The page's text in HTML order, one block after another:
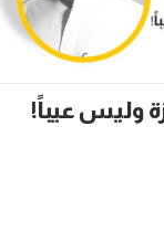
وليس عيباً!